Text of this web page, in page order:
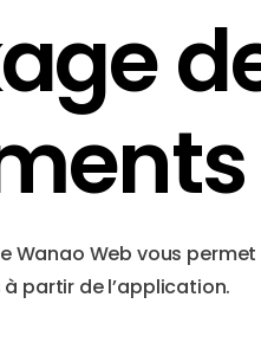
Wanao Web vous
partir de l’application.